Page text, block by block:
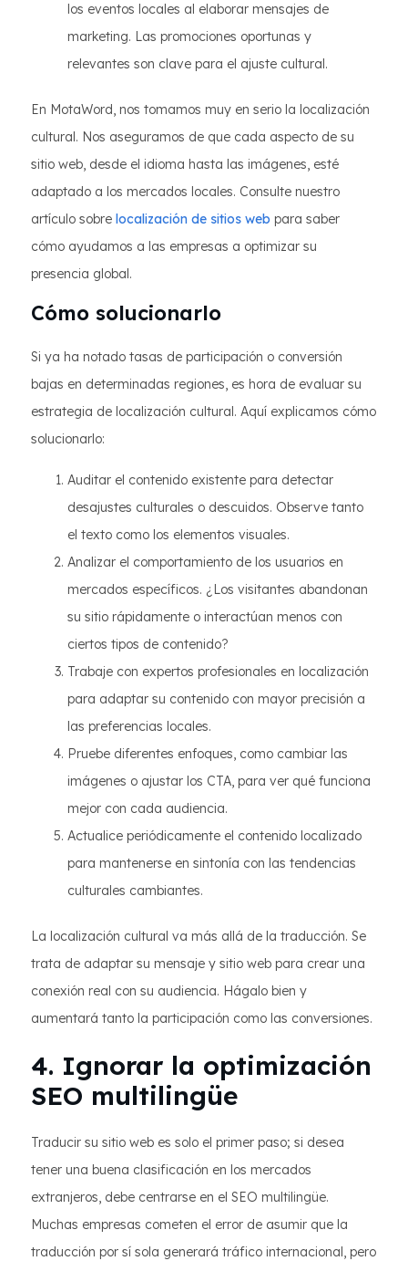
los eventos locales al elaborar mensajes de
marketing. Las promociones oportunas y
relevantes son clave para el ajuste cultural.
En MotaWord, nos tomamos muy en serio la localización
cultural. Nos aseguramos de que cada aspecto de su
sitio web, desde el idioma hasta las imágenes, esté
adaptado a los mercados locales. Consulte nuestro
artículo sobre localización de sitios web para saber
cómo ayudamos a las empresas a optimizar su
presencia global.
Cómo solucionarlo
Si ya ha notado tasas de participación o conversión
bajas en determinadas regiones, es hora de evaluar su
estrategia de localización cultural. Aquí explicamos cómo
solucionarlo:
Auditar el contenido existente para detectar
desajustes culturales o descuidos. Observe tanto
el texto como los elementos visuales.
Analizar el comportamiento de los usuarios en
mercados específicos. ¿Los visitantes abandonan
su sitio rápidamente o interactúan menos con
ciertos tipos de contenido?
Trabaje con expertos profesionales en localización
para adaptar su contenido con mayor precisión a
las preferencias locales.
Pruebe diferentes enfoques, como cambiar las
imágenes o ajustar los CTA, para ver qué funciona
mejor con cada audiencia.
Actualice periódicamente el contenido localizado
para mantenerse en sintonía con las tendencias
culturales cambiantes.
La localización cultural va más allá de la traducción. Se
trata de adaptar su mensaje y sitio web para crear una
conexión real con su audiencia. Hágalo bien y
aumentará tanto la participación como las conversiones.
4. Ignorar la optimización
SEO multilingüe
Traducir su sitio web es solo el primer paso; si desea
tener una buena clasificación en los mercados
extranjeros, debe centrarse en el SEO multilingüe.
Muchas empresas cometen el error de asumir que la
traducción por sí sola generará tráfico internacional, pero